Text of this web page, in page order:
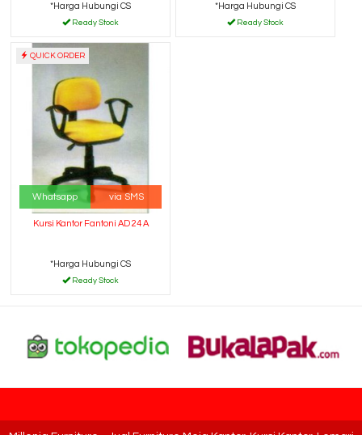
*Harga Hubungi CS
Ready Stock
*Harga Hubungi CS
Ready Stock
QUICK ORDER
Whatsapp via SMS
Kursi Kantor Fantoni AD 24 A
*Harga Hubungi CS
Ready Stock